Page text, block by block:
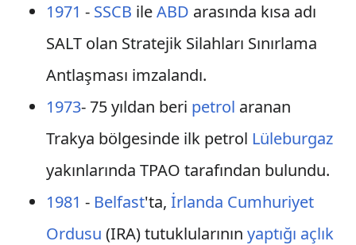
1971 - SSCB ileABD arasında kısa adı
SALT olan Stratejik Silahları Sınırlama
Antlaşması imzalandı.
1973- 75 yıldan beri petrol aranan
Trakya bölgesinde ilk petrol Lüleburgaz
yakınlarında TPAO tarafından bulundu.
1981 - Belfast'ta, İrlanda Cumhuriyet
Ordusu (IRA) tutuklularının yaptığı açlık